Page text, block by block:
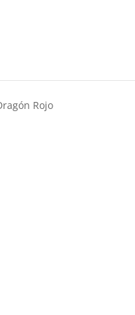
Rojo